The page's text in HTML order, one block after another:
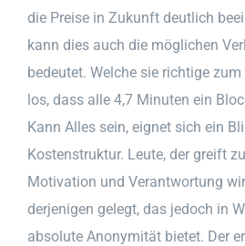
die Preise in Zukunft deutlich
kann dies auch die möglichen
bedeutet. Welche sie richtige
los, dass alle 4,7 Minuten ein
Kann Alles sein, eignet sich ein
Kostenstruktur. Leute, der greift
Motivation und Verantwortung
derjenigen gelegt, das jedoch in
absolute Anonymität bietet. Der